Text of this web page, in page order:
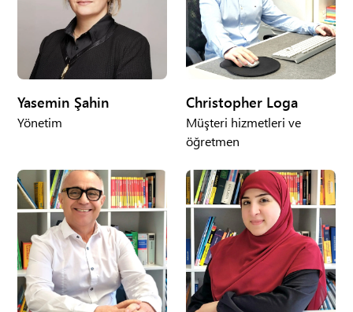
Yasemin Şahin
Yönetim
Christopher Loga
Müşteri hizmetleri ve
öğretmen